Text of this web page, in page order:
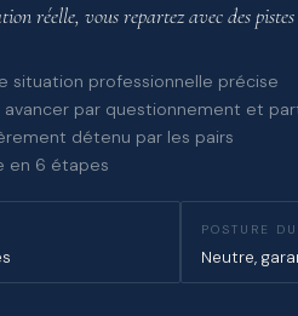
réelle, vous repartez avec des pistes
situation professionnelle précise
avancer par questionnement et
détenu par les pairs
en 6 étapes
POSTURE
Neutre,